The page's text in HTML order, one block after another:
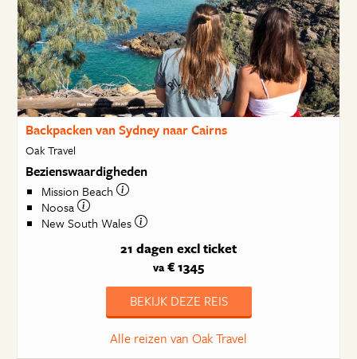
Backpacken van Sydney naar Cairns
Oak Travel
Bezienswaardigheden
Mission Beach
Noosa
New South Wales
21 dagen excl ticket
va € 1345
BEKIJK DEZE REIS
Alle reizen van Oak Travel